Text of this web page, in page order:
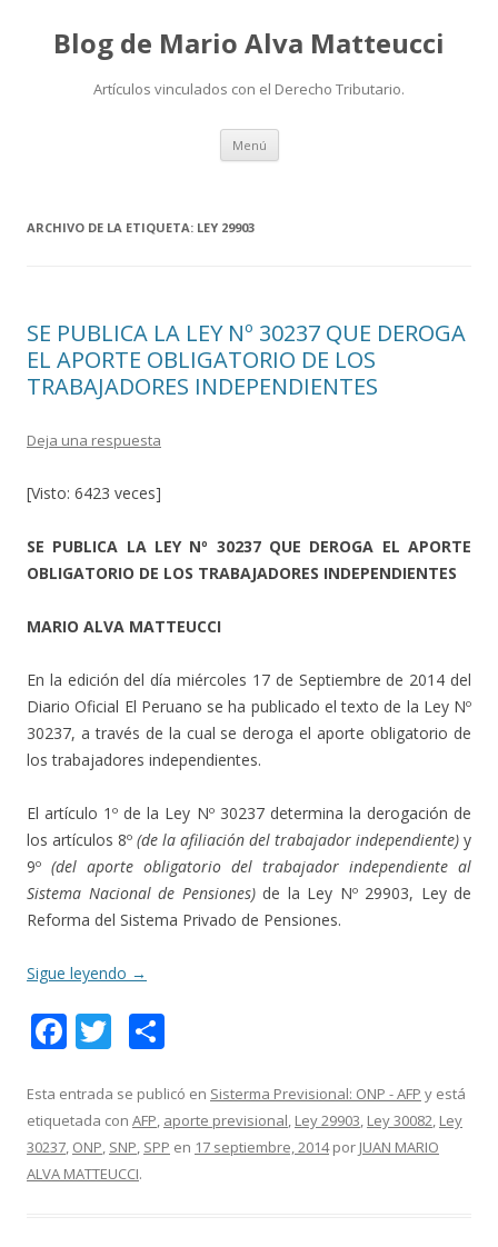
Blog de Mario Alva Matteucci
Artículos vinculados con el Derecho Tributario.
Menú Ir
contenido
ARCHIVO DE LA ETIQUETA: LEY 29903
SE PUBLICA LA LEY Nº 30237 QUE DEROGA
EL APORTE OBLIGATORIO DE LOS
TRABAJADORES INDEPENDIENTES
Deja una respuesta
[Visto: 6423 veces]
SE PUBLICA LA LEY Nº 30237 QUE DEROGA EL APORTE
OBLIGATORIO DE LOS TRABAJADORES INDEPENDIENTES
MARIO ALVA MATTEUCCI
En la edición del día miércoles 17 de Septiembre de 2014 del
Diario Oficial El Peruano se ha publicado el texto de la Ley Nº
30237, a través de la cual se deroga el aporte obligatorio de
los trabajadores independientes.
El artículo 1º de la Ley Nº 30237 determina la derogación de
los artículos 8º (de la afiliación del trabajador independiente) y
9º (del aporte obligatorio del trabajador independiente al
Sistema Nacional de Pensiones)de la Ley Nº 29903, Ley de
Reforma del Sistema Privado de Pensiones.
Sigue leyendo →
F
e
b
o
T
itt
er
m
p
Esta entrada se publicó en Sisterma Previsional: ONP - AFP y está
etiquetada con AFP, aporte previsional, Ley 29903, Ley 30082, Ley
30237, ONP, SNP, SPP en 17 septiembre, 2014por JUAN MARIO
ALVA MATTEUCCI.